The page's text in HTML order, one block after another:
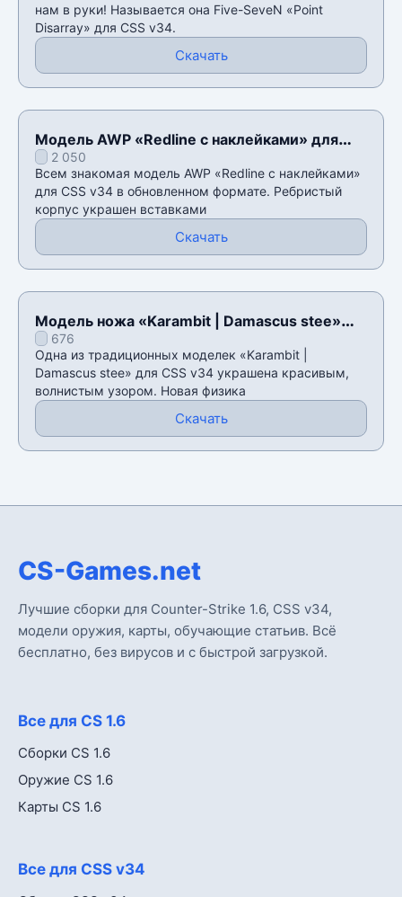
нам в руки! Называется она Five-SeveN «Point
Disarray» для CSS v34.
Скачать
Модель AWP «Redline с наклейками» для
CSS v34
2 050
Всем знакомая модель AWP «Redline с наклейками»
для CSS v34 в обновленном формате. Ребристый
корпус украшен вставками
Скачать
Модель ножа «Karambit | Damascus stee»
для CSS v34
676
Одна из традиционных моделек «Karambit |
Damascus stee» для CSS v34 украшена красивым,
волнистым узором. Новая физика
Скачать
CS-Games.net
Лучшие сборки для Counter-Strike 1.6, CSS v34,
модели оружия, карты, обучающие статьив. Всё
бесплатно, без вирусов и с быстрой загрузкой.
Все для CS 1.6
Сборки CS 1.6
Оружие CS 1.6
Карты CS 1.6
Все для CSS v34